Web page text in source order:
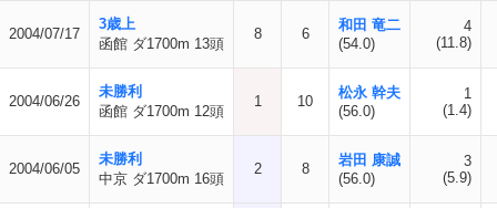
2004/07/17
3歳上
函館 ダ1700m 13頭
8 6
和田 竜二
(54.0)
4
(11.8)
2004/06/26
未勝利
函館 ダ1700m 12頭
1 10
松永 幹夫
(56.0)
1
(1.4)
2004/06/05
未勝利
中京 ダ1700m 16頭
2 8
岩田 康誠
(56.0)
3
(5.9)